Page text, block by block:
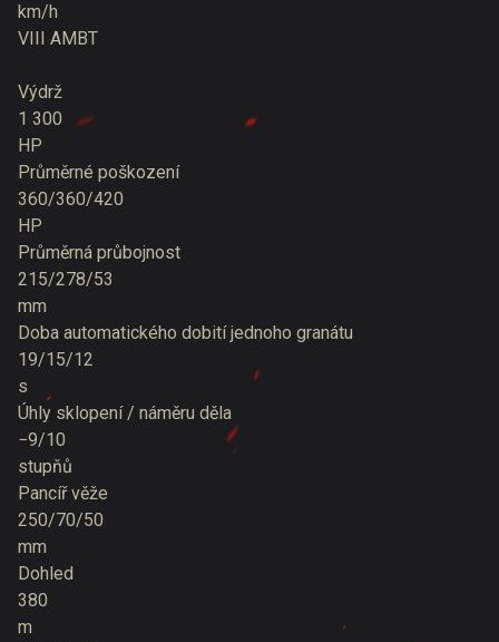
km/h
VIII AMBT
Výdrž
1 300
HP
Průměrné poškození
360/360/420
HP
Průměrná průbojnost
215/278/53
mm
Doba automatického dobití jednoho granátu
19/15/12
s
Úhly sklopení / náměru děla
−9/10
stupňů
Pancíř věže
250/70/50
mm
Dohled
380
m